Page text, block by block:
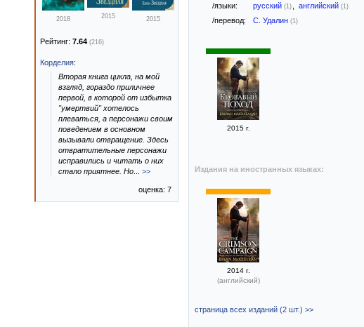
/языки: русский (1) английский (1)
/перевод: С. Удалин (1)
2015 г.
Издания на иностранных языках:
2014 г.
(английский)
страница всех изданий (2 шт.) >>
2018 2015 2015
Рейтинг: 7.64 (216)
Корделия:
Вторая книга цикла, на мой
взгляд, гораздо приличнее
первой, в которой от избытка
"умертвий" хотелось
плеваться, а персонажи своим
поведением в основном
вызывали отвращение. Здесь
отвратительные персонажи
исправились и читать о них
стало приятнее. Но
>>
оценка: 7